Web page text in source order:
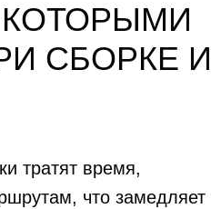
СБОРКЕ И
тратят время,
что замедляет